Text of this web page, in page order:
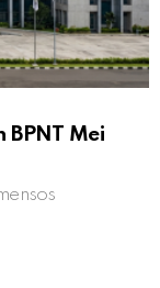
BPNT Mei